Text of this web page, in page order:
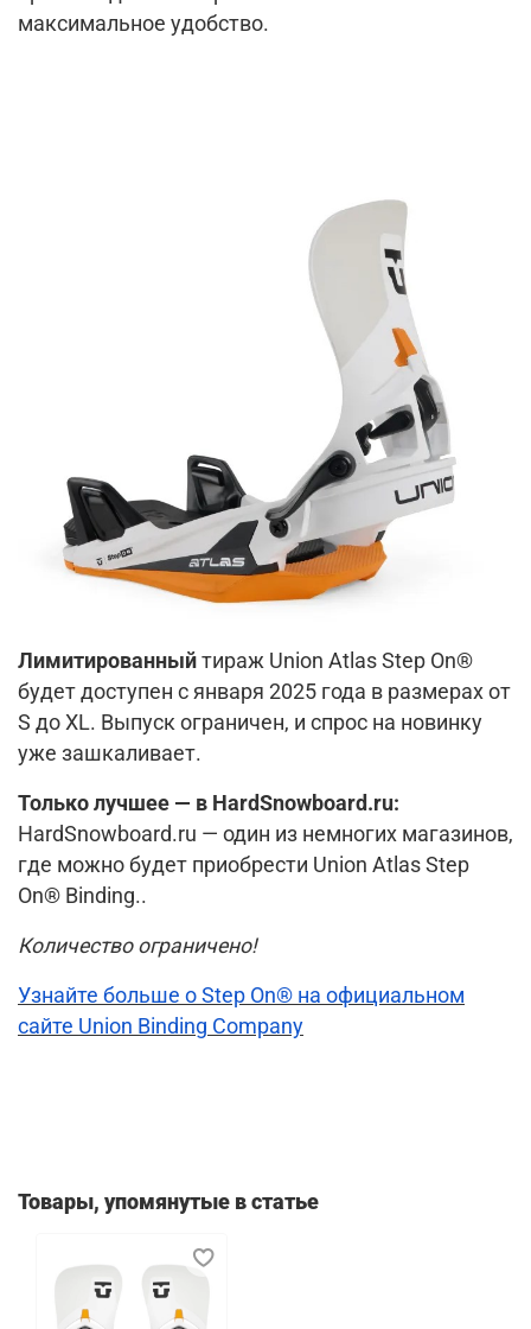
максимальное удобство.
Лимитированный тираж Union Atlas Step On®
будет доступен с января 2025 года в размерах от
S до XL. Выпуск ограничен, и спрос на новинку
уже зашкаливает.
Только лучшее — в HardSnowboard.ru:
HardSnowboard.ru — один из немногих магазинов,
где можно будет приобрести Union Atlas Step
On® Binding..
Количество ограничено!
Узнайте больше о Step On® на официальном
сайте Union Binding Company
Товары, упомянутые в статье